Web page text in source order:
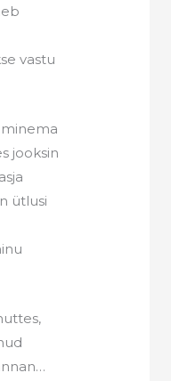
vastu
minema
jooksin
ütlusi